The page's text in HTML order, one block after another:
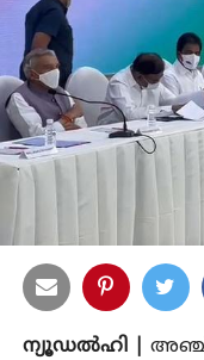
ന്യൂഡല്‍ഹി |
അഞ്ച്